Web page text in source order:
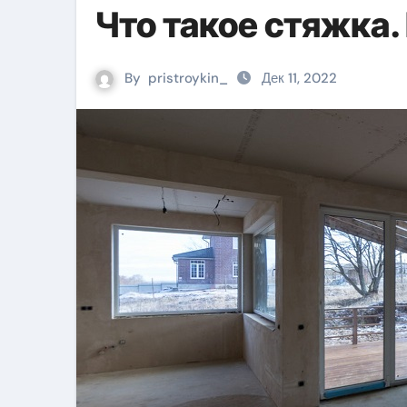
Что такое
By pristroykin_ Дек 11, 2022